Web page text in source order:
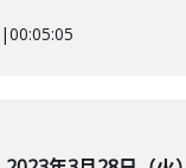
|00:05:05